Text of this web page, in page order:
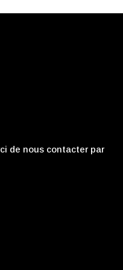
de nous contacter par